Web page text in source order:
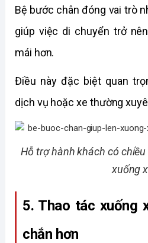
Bệ bước chân đóng vai trò
giúp việc di chuyển trở
mái hơn.
Điều này đặc biệt quan
dịch vụ hoặc xe thường
Hỗ trợ hành khách có
xuống
5. Thao tác xuống
chắn hơn